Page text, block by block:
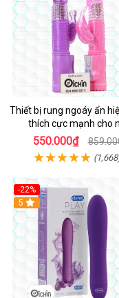
Thiết bị rung ngoáy ẩn
thích cực mạnh cho
550.000₫
-22%
Hot
5